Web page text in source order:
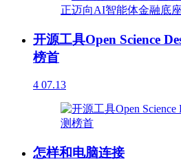
开源工具Open Science
榜首
4 07.13
怎样和电脑连接